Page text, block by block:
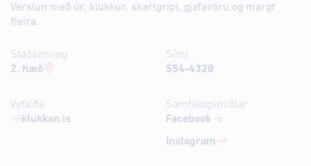
Verslun með úr, klukkur, skartgripi, gjafavöru,og margt
fleira.
Staðsetning
2. hæð
Vefsíða
klukkan.is
Sími
554-4320
Samfélagsmiðlar
Facebook
Instagram